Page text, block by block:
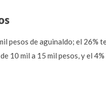
pesos de aguinaldo; el 26%
10 mil a 15 mil pesos, y el